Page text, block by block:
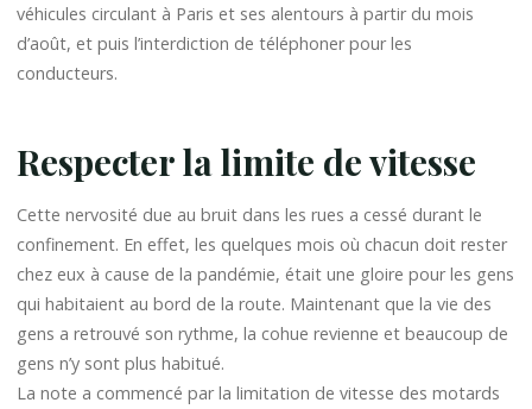
véhicules circulant à Paris et ses alentours à partir du mois
d’août, et puis l’interdiction de téléphoner pour les
conducteurs.
Respecter la limite de vitesse
Cette nervosité due au bruit dans les rues a cessé durant le
confinement. En effet, les quelques mois où chacun doit rester
chez eux à cause de la pandémie, était une gloire pour les gens
qui habitaient au bord de la route. Maintenant que la vie des
gens a retrouvé son rythme, la cohue revienne et beaucoup de
gens n’y sont plus habitué.
La note a commencé par la limitation de vitesse des motards